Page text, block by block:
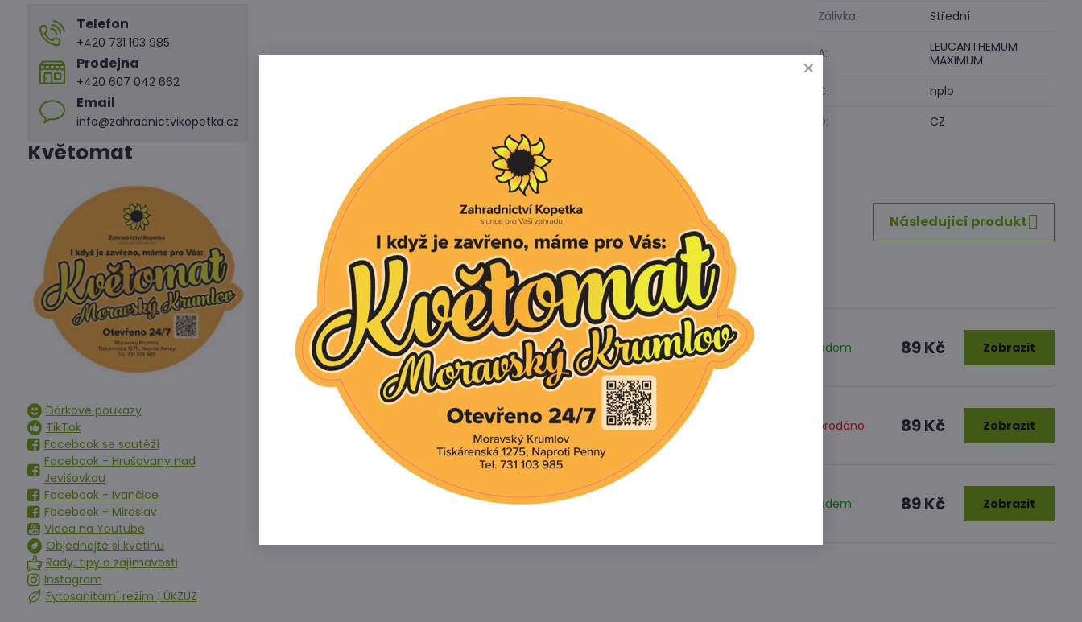
Zálivka:
Střední
A:
LEUCANTHEMUM
MAXIMUM
C:
hplo
D:
CZ
Facebook PinterestReddit
Předchozí produkt Následující produkt
Alternativní produkty
Kopretina největší 'Broadway Lights Cream' Skladem 89 Kč Zobrazit
Kopretina největší 'LTD Western Star White Double Crux' Vyprodáno 89 Kč Zobrazit
Kopretina největší 'Western Star Taurus ' Skladem 89 Kč Zobrazit
Telefon
+420 731 103 985
Prodejna
+420 607 042 662
Email
info@zahradnictvikopetka.cz
Květomat
Dárkové poukazy
TikTok
Facebook se soutěží
Facebook - Hrušovany nad
Jevišovkou
Facebook - Ivančice
Facebook - Miroslav
Videa na Youtube
Objednejte si květinu
Rady, tipy a zajímavosti
Instagram
Fytosanitární režim | ÚKZÚZ